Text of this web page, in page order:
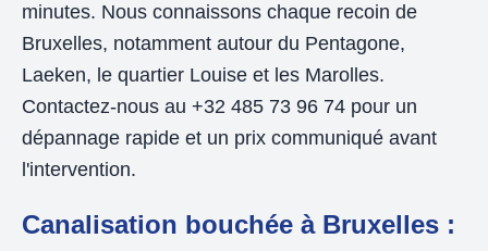
minutes. Nous connaissons chaque recoin de
Bruxelles, notamment autour du Pentagone,
Laeken, le quartier Louise et les Marolles.
Contactez-nous au +32 485 73 96 74 pour un
dépannage rapide et un prix communiqué avant
l'intervention.
Canalisation bouchée à Bruxelles :